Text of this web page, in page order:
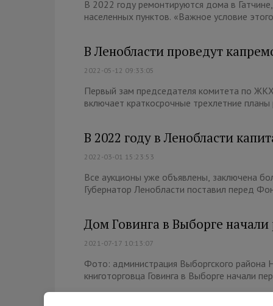
В 2022 году ремонтируются дома в
населенных пунктов. «Важное условие
В Ленобласти проведут
2022-05-12 09:33:05
Первый зам председателя комитета по
включает краткосрочные трехлетние планы
В 2022 году в Ленобласти
2022-03-01 15:23:53
Все аукционы уже объявлены, заключена
Губернатор Ленобласти поставил перед
Дом Говинга в Выборге
2021-07-17 10:13:07
Фото: администрация Выборгского района
книготорговца Говинга в Выборге начали